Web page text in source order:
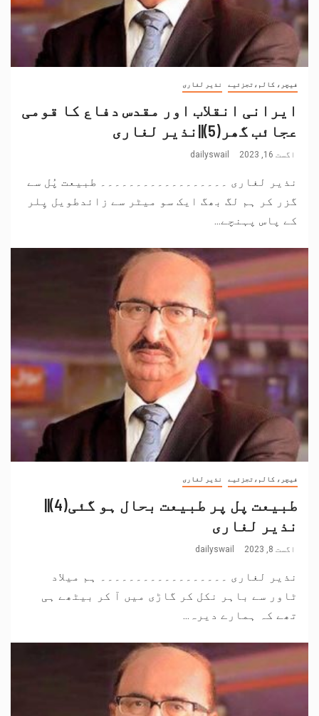
فیچر، کالم،تجزئیے نذیر لغاری
ایرانی انقلاب اور مقدس دفاع کا قومی
عجائب گھر(5)||نذیر لغاری
اگست 16, 2023 dailyswail
نذیر لغاری ۔۔۔۔۔۔۔۔۔۔۔۔۔۔۔۔۔۔ طبیعت پُل سے
گزر کر ہم لگ بھگ ایک سو میٹر سے زائدطویل پِلر
کے پاس پہنچے...
فیچر، کالم،تجزئیے نذیر لغاری
طبیعت پل پر طبیعت بحال ہو گئی(4)||
نذیر لغاری
اگست 8, 2023 dailyswail
نذیر لغاری ۔۔۔۔۔۔۔۔۔۔۔۔۔۔۔۔۔۔ ہم میلاد
ٹاور سے باہر نکل کر گاڑی میں آ کر بیٹھے ہی
تھے کہ ہمارے دیرہ...